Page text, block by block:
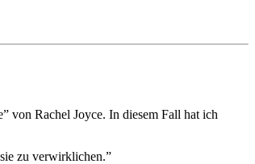
von Rachel Joyce. In diesem Fall hat ich
zu verwirklichen.”